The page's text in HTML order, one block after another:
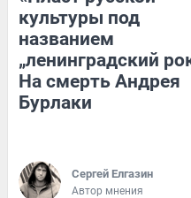
культуры под
названием
„ленинградский
На смерть Андрея
Бурлаки
Сергей Елгазин
Автор мнения